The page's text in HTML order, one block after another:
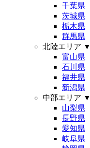
千葉県
茨城県
栃木県
群馬県
北陸エリア ▼
富山県
石川県
福井県
新潟県
中部エリア ▼
山梨県
長野県
愛知県
岐阜県